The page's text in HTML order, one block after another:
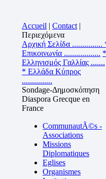
Accueil | Contact |
Περιεχόμενα
Αρχική Σελίδα ...............
Επικοινωνία .................. *
Ελληνισμός Γαλλίας .......
* Ελλάδα Κύπρος
...............
Sondage-Δημοσκόπηση
Diaspora Grecque en
France
CommunautÃ©s -
Associations
Missions
Diplomatiques
Eglises
Organismes
BEL ETE – ΚΑΛΟ